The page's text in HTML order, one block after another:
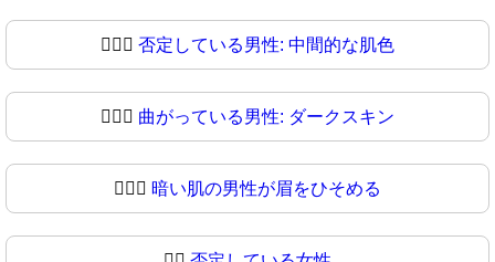
🙍🏾‍♂ 否定している男性: 中間的な肌色
🙍🏿‍♂️ 曲がっている男性: ダークスキン
🙍🏿‍♂ 暗い肌の男性が眉をひそめる